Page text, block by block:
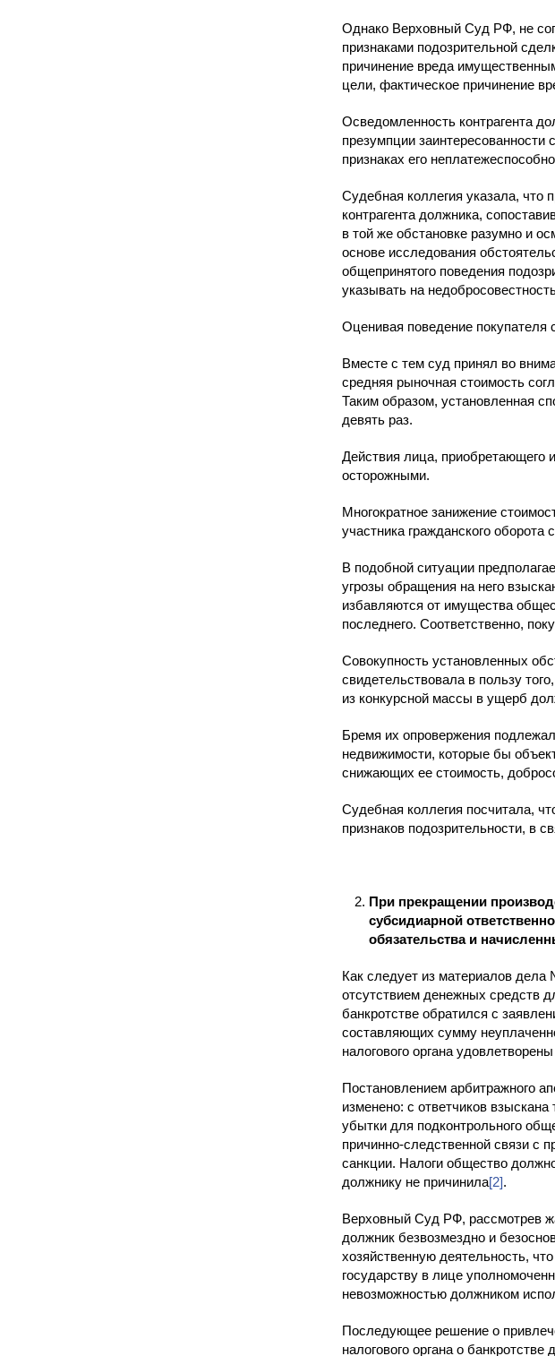
Однако Верховный Суд РФ, не
признаками подозрительной
причинение вреда
цели, фактическое причинение
Осведомленность контрагента
презумпции
признаках его
Судебная коллегия указала, что
контрагента должника,
в той же обстановке разумно и
основе исследования
общепринятого поведения
указывать на
Оценивая поведение покупателя
Вместе с тем суд принял во
средняя рыночная стоимость
Таким образом, установленная
девять раз.
Действия лица, приобретающего
осторожными.
Многократное занижение
участника гражданского оборота
В подобной ситуации
угрозы обращения на него
избавляются от имущества
последнего. Соответственно,
Совокупность установленных
свидетельствовала в пользу
из конкурсной массы в ущерб
Бремя их опровержения
недвижимости, которые бы
снижающих ее стоимость,
Судебная коллегия посчитала,
признаков подозрительности, в
При прекращении
субсидиарной
обязательства и
Как следует из материалов дела
отсутствием денежных средств
банкротстве обратился с
составляющих сумму
налогового органа
Постановлением арбитражного
изменено: с ответчиков
убытки для подконтрольного
причинно-следственной связи с
санкции. Налоги общество
должнику не причинила[2].
Верховный Суд РФ, рассмотрев
должник безвозмездно и
хозяйственную деятельность,
государству в лице
невозможностью должником
Последующее решение о
налогового органа о